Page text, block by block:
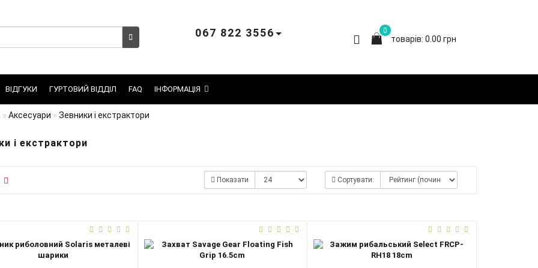
0
товарів: 0.00 грн
067 822 3556
ВІДГУКИ ГУРТОВИЙ ВІДДІЛ FAQ ІНФОРМАЦІЯ
Аксесуари Зевники і екстрактори
і екстрактори
Сортувати:
Показати